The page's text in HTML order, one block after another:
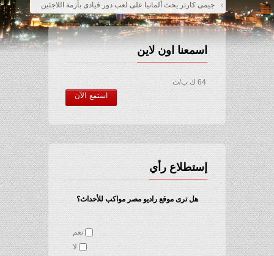
جيمى كارتر يحث ألمانيا على لعب دور قيادى بأزمة اللاجئين
اسمعنا اون لاين
64 ك ب/ث
استمع الآن
إستطلاع رأي
هل ترى موقع راديو مصر مواكب للأحداث؟
نعم
لا